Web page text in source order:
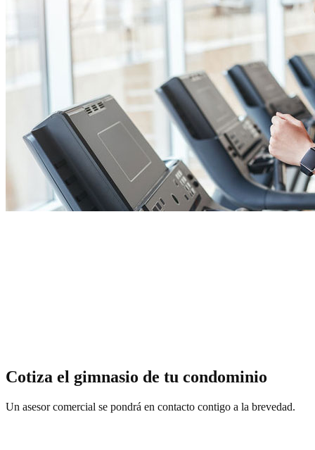
Cotiza el gimnasio de tu condominio
Un asesor comercial se pondrá en contacto contigo a la brevedad.